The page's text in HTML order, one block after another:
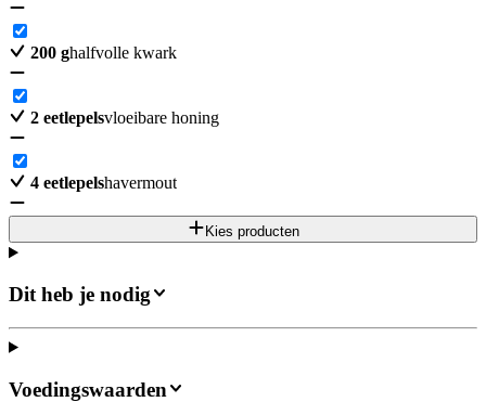
200 ghalfvolle kwark
2 eetlepelsvloeibare honing
4 eetlepelshavermout
Kies producten
Dit heb je nodig
Voedingswaarden